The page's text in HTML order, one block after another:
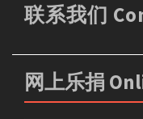
联系我们
网上乐捐